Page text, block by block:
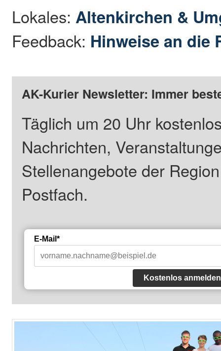
Lokales: Altenkirchen &
Feedback: Hinweise an die
AK-Kurier Newsletter: Immer
Täglich um 20 Uhr
Nachrichten,
Stellenangebote der
Postfach.
E-Mail*
Kostenlos anmelden